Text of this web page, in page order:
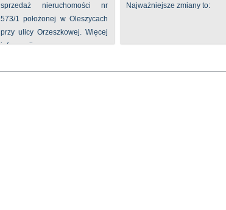
sprzedaż nieruchomości nr
573/1 położonej w Oleszycach
przy ulicy Orzeszkowej. Więcej
informacji ...
Najważniejsze zmiany to: